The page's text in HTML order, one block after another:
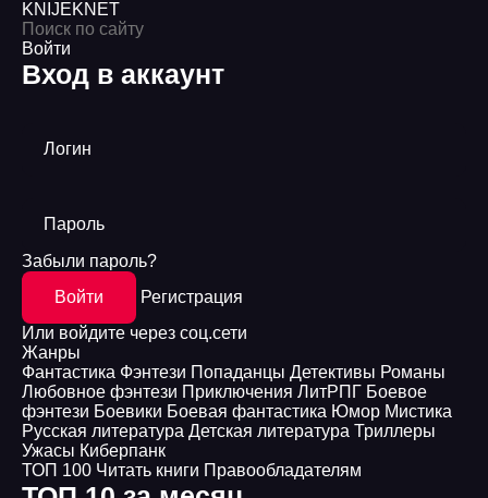
KNIJEKNET
Войти
Вход в аккаунт
Логин
Пароль
Забыли пароль?
Войти
Регистрация
Или войдите через соц.сети
Жанры
Фантастика Фэнтези Попаданцы Детективы Романы
Любовное фэнтези Приключения ЛитРПГ Боевое
фэнтези Боевики Боевая фантастика Юмор Мистика
Русская литература Детская литература Триллеры
Ужасы Киберпанк
ТОП 100 Читать книги Правообладателям